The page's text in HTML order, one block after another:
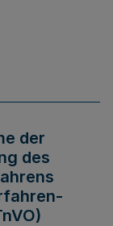
der
des